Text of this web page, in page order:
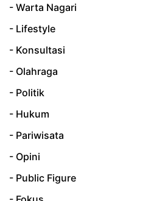
- Warta Nagari
- Lifestyle
- Konsultasi
- Olahraga
- Politik
- Hukum
- Pariwisata
- Opini
- Public Figure